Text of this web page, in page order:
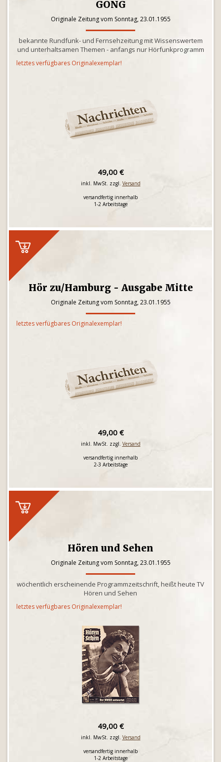
GONG
Originale Zeitung vom Sonntag, 23.01.1955
bekannte Rundfunk- und Fernsehzeitung mit Wissenswertem
und unterhaltsamen Themen - anfangs nur Hörfunkprogramm
letztes verfügbares Originalexemplar!
49,00 €
inkl. MwSt. zzgl. Versand
versandfertig innerhalb
1-2 Arbeitstage
Hör zu/Hamburg - Ausgabe Mitte
Originale Zeitung vom Sonntag, 23.01.1955
letztes verfügbares Originalexemplar!
49,00 €
inkl. MwSt. zzgl. Versand
versandfertig innerhalb
2-3 Arbeitstage
Hören und Sehen
Originale Zeitung vom Sonntag, 23.01.1955
wöchentlich erscheinende Programmzeitschrift, heißt heute TV
Hören und Sehen
letztes verfügbares Originalexemplar!
49,00 €
inkl. MwSt. zzgl. Versand
versandfertig innerhalb
1-2 Arbeitstage